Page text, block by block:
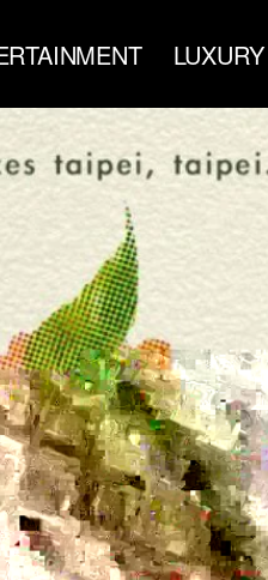
LUXURY